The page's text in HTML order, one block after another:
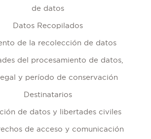
de datos
Datos Recopilados
de la recolección de datos
del procesamiento de datos,
y período de conservación
Destinatarios
de datos y libertades civiles
de acceso y comunicación